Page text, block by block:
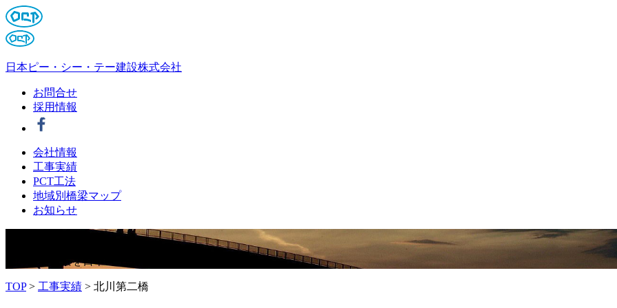
日本ピー・シー・テー建設株式会社
お問合せ
採用情報
会社情報
工事実績
PCT工法
地域別橋梁マップ
お知らせ
橋のある風景を日本PCTは描き続けます。
TOP> 工事実績 > 北川第二橋